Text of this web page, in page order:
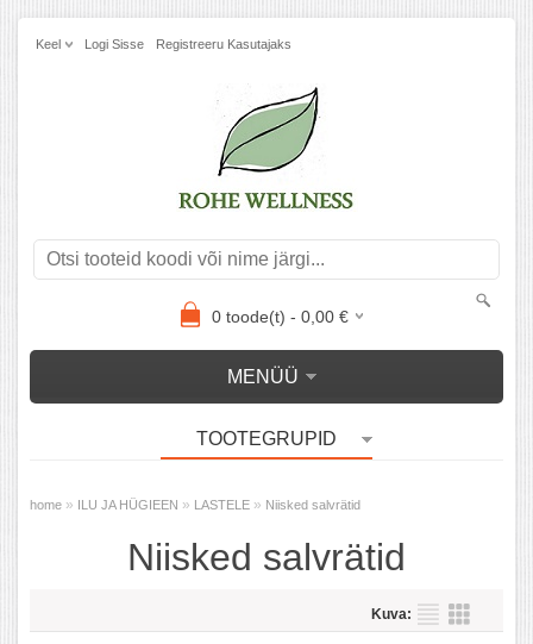
Keel Logi Sisse Registreeru Kasutajaks
0toode(t) - 0,00€
MENÜÜ
TOOTEGRUPID
home » ILU JA HÜGIEEN » LASTELE » Niisked salvrätid
Niisked salvrätid
Kuva: